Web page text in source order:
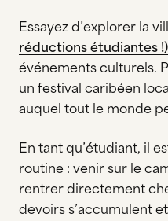
Essayez d’explorer la
réductions étudiantes !)
événements culturels.
un festival caribéen
auquel tout le monde
En tant qu’étudiant, il
routine : venir sur le
rentrer directement
devoirs s’accumulent